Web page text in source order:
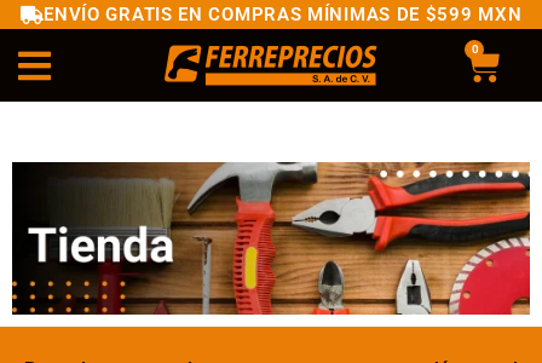
ENVÍO GRATIS EN COMPRAS MÍNIMAS DE $599 MXN
0